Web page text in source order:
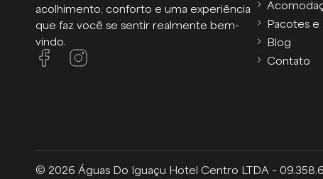
acolhimento, conforto e uma experiência
que faz você se sentir realmente bem-
vindo.
Pacotes
Blog
Contato
© 2026 Águas Do Iguaçu Hotel Centro LTDA –